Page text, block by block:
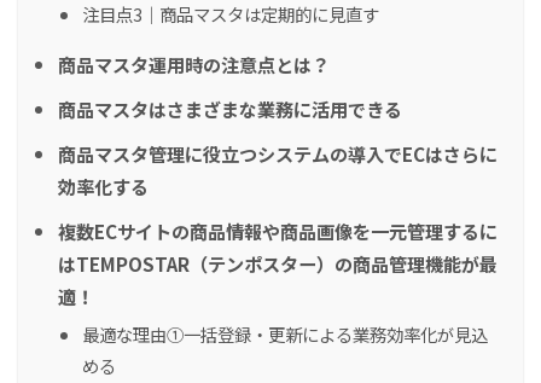
注目点3｜商品マスタは定期的に見直す
商品マスタ運用時の注意点とは？
商品マスタはさまざまな業務に活用できる
商品マスタ管理に役立つシステムの導入でECはさらに
効率化する
複数ECサイトの商品情報や商品画像を一元管理するに
はTEMPOSTAR（テンポスター）の商品管理機能が最
適！
最適な理由①一括登録・更新による業務効率化が見込
める